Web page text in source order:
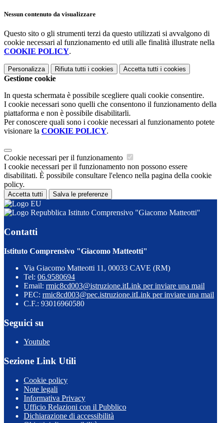
Nessun contenuto da visualizzare
Questo sito o gli strumenti terzi da questo utilizzati si avvalgono di
cookie necessari al funzionamento ed utili alle finalità illustrate nella
COOKIE POLICY.
Personalizza Rifiuta tutti i cookies Accetta tutti i cookies
Gestione cookie
In questa schermata è possibile scegliere quali cookie consentire.
I cookie necessari sono quelli che consentono il funzionamento della
piattaforma e non è possibile disabilitarli.
Per conoscere quali sono i cookie necessari al funzionamento potete
visionare la COOKIE POLICY.
Cookie necessari per il funzionamento
I cookie necessari per il funzionamento non possono essere
disabilitati. È possibile consultare l'elenco nella pagina della cookie
policy.
Accetta tutti Salva le preferenze
Istituto Comprensivo "Giacomo Matteotti"
Contatti
Istituto Comprensivo "Giacomo Matteotti"
Via Giacomo Matteotti 11, 00033 CAVE (RM)
Tel: 06.9580694
Email: rmic8cd003@istruzione.itLink per inviare una mail
PEC: rmic8cd003@pec.istruzione.itLink per inviare una mail
C.F.: 93016960580
Seguici su
Youtube
Sezione Link Utili
Cookie policy
Note legali
Informativa Privacy
Ufficio Relazioni con il Pubblico
Dichiarazione di accessibilità